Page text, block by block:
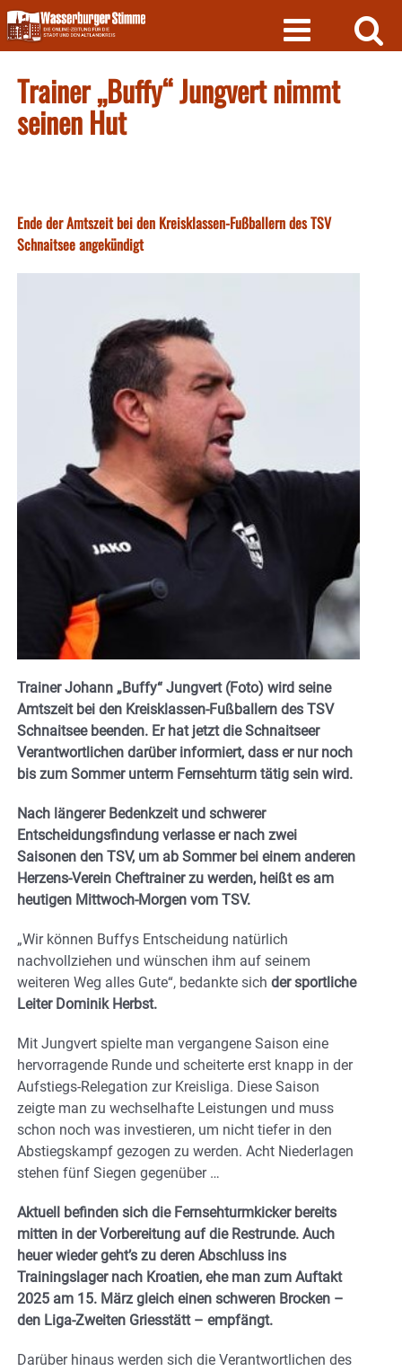
Skip
to
content
Trainer „Buffy“ Jungvert nimmt
seinen Hut
Ende der Amtszeit bei den Kreisklassen-Fußballern des TSV
Schnaitsee angekündigt
Trainer Johann „Buffy“ Jungvert (Foto) wird seine
Amtszeit bei den Kreisklassen-Fußballern des TSV
Schnaitsee beenden. Er hat jetzt die Schnaitseer
Verantwortlichen darüber informiert, dass er nur noch
bis zum Sommer unterm Fernsehturm tätig sein wird.
Nach längerer Bedenkzeit und schwerer
Entscheidungsfindung verlasse er nach zwei
Saisonen den TSV, um ab Sommer bei einem anderen
Herzens-Verein Cheftrainer zu werden, heißt es am
heutigen Mittwoch-Morgen vom TSV.
„Wir können Buffys Entscheidung natürlich
nachvollziehen und wünschen ihm auf seinem
weiteren Weg alles Gute“, bedankte sich der sportliche
Leiter Dominik Herbst.
Mit Jungvert spielte man vergangene Saison eine
hervorragende Runde und scheiterte erst knapp in der
Aufstiegs-Relegation zur Kreisliga. Diese Saison
zeigte man zu wechselhafte Leistungen und muss
schon noch was investieren, um nicht tiefer in den
Abstiegskampf gezogen zu werden. Acht Niederlagen
stehen fünf Siegen gegenüber …
Aktuell befinden sich die Fernsehturmkicker bereits
mitten in der Vorbereitung auf die Restrunde. Auch
heuer wieder geht’s zu deren Abschluss ins
Trainingslager nach Kroatien, ehe man zum Auftakt
2025 am 15. März gleich einen schweren Brocken –
den Liga-Zweiten Griesstätt – empfängt.
Darüber hinaus werden sich die Verantwortlichen des